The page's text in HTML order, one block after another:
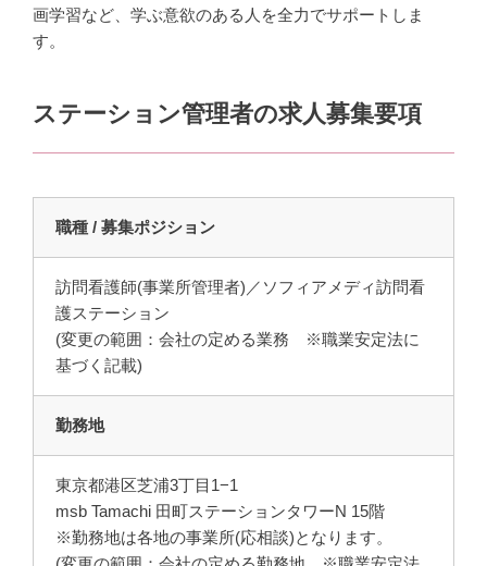
画学習など、学ぶ意欲のある人を全力でサポートしま
す。
ステーション管理者の求人募集要項
職種 / 募集ポジション
訪問看護師(事業所管理者)／ソフィアメディ訪問看
護ステーション
(変更の範囲：会社の定める業務 ※職業安定法に
基づく記載)
勤務地
東京都港区芝浦3丁目1−1
msb Tamachi 田町ステーションタワーN 15階
※勤務地は各地の事業所(応相談)となります。